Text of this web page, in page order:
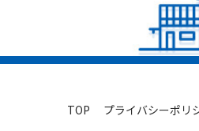
TOP プライバシーポリ